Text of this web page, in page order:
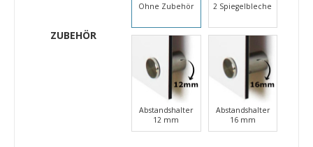
ZUBEHÖR
Ohne Zubehör 2 Spiegelbleche
Abstandshalter
12 mm
Abstandshalter
16 mm